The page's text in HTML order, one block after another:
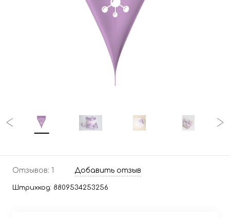
Отзывов: 1 Добавить отзыв
Штрихкод: 8809534253256